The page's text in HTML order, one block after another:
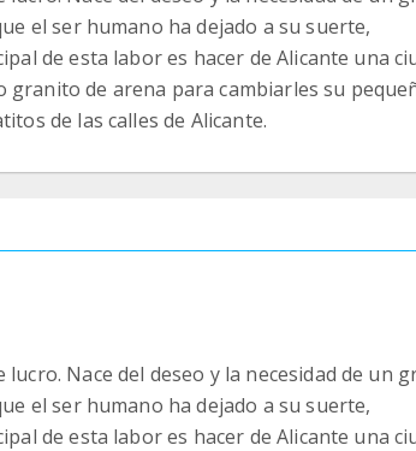
el ser humano ha dejado a su suerte,
de esta labor es hacer de Alicante una
de arena para cambiarles su
de las calles de Alicante.
Nace del deseo y la necesidad de un
el ser humano ha dejado a su suerte,
de esta labor es hacer de Alicante una